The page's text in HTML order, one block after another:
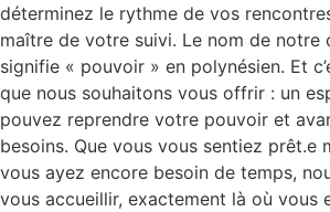
déterminez le rythme de vos
maître de votre suivi. Le nom de notre
signifie « pouvoir » en polynésien. Et
que nous souhaitons vous offrir : un
pouvez reprendre votre pouvoir et
besoins. Que vous vous sentiez prêt.e
vous ayez encore besoin de temps,
vous accueillir, exactement là où vous